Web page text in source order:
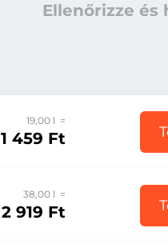
Ellenőrizze és
19,00 l =
1 459 Ft
38,00 l =
2 919 Ft